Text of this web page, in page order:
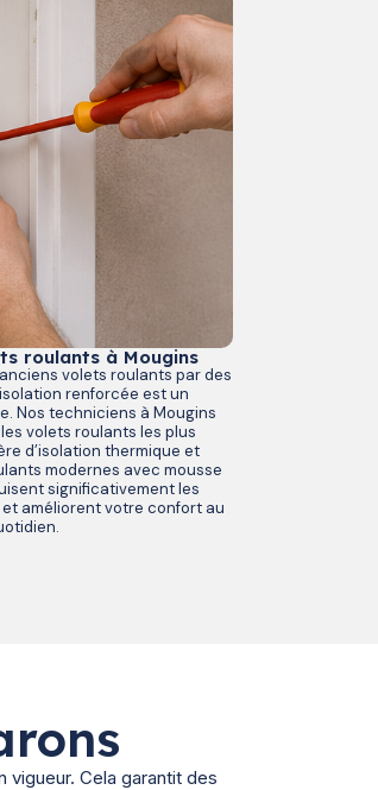
roulants à Mougins
volets roulants par des
renforcée est un
Nos techniciens à Mougins
volets roulants les plus
d’isolation thermique et
modernes avec mousse
significativement les
améliorent votre confort au
Cela garantit des